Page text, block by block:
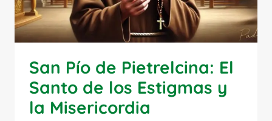
San Pío de Pietrelcina: El
Santo de los Estigmas y
la Misericordia